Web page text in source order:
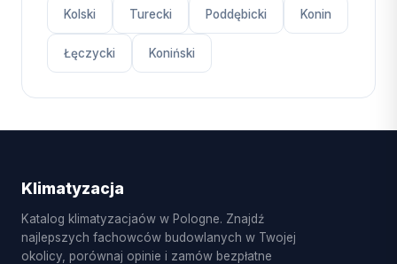
Kolski Turecki Poddębicki Konin
Łęczycki Koniński
Klimatyzacja
Katalog klimatyzacjaów w Pologne. Znajdź
najlepszych fachowców budowlanych w Twojej
okolicy, porównaj opinie i zamów bezpłatne